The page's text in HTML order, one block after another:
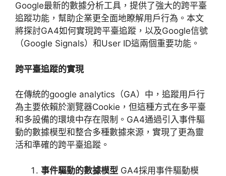
Google最新的數據分析工具，提供了強大的跨平臺
追蹤功能，幫助企業更全面地瞭解用戶行為。本文
將探討GA4如何實現跨平臺追蹤，以及Google信號
（Google Signals）和 User ID這兩個重要功能。
跨平臺追蹤的實現
在傳統的google analytics （GA）中，追蹤用戶行
為主要依賴於瀏覽器Cookie ，但這種方式在多平臺
和多設備的環境中存在限制。 GA4通過引入事件驅
動的數據模型和整合多種數據來源，實現了更為靈
活和準確的跨平臺追蹤。
事件驅動的數據模型 GA4採用事件驅動模